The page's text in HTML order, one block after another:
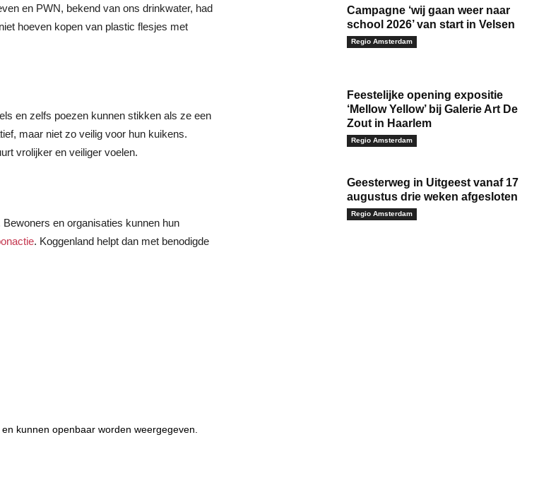
en PWN, bekend van ons drinkwater, had
hoeven kopen van plastic flesjes met
en zelfs poezen kunnen stikken als ze een
maar niet zo veilig voor hun kuikens.
vrolijker en veiliger voelen.
en organisaties kunnen hun
. Koggenland helpt dan met benodigde
kunnen openbaar worden weergegeven.
Campagne ‘wij gaan weer naar
school 2026’ van start in Velsen
Regio Amsterdam
Feestelijke opening expositie
‘Mellow Yellow’ bij Galerie Art De
Zout in Haarlem
Regio Amsterdam
Geesterweg in Uitgeest vanaf 17
augustus drie weken afgesloten
Regio Amsterdam